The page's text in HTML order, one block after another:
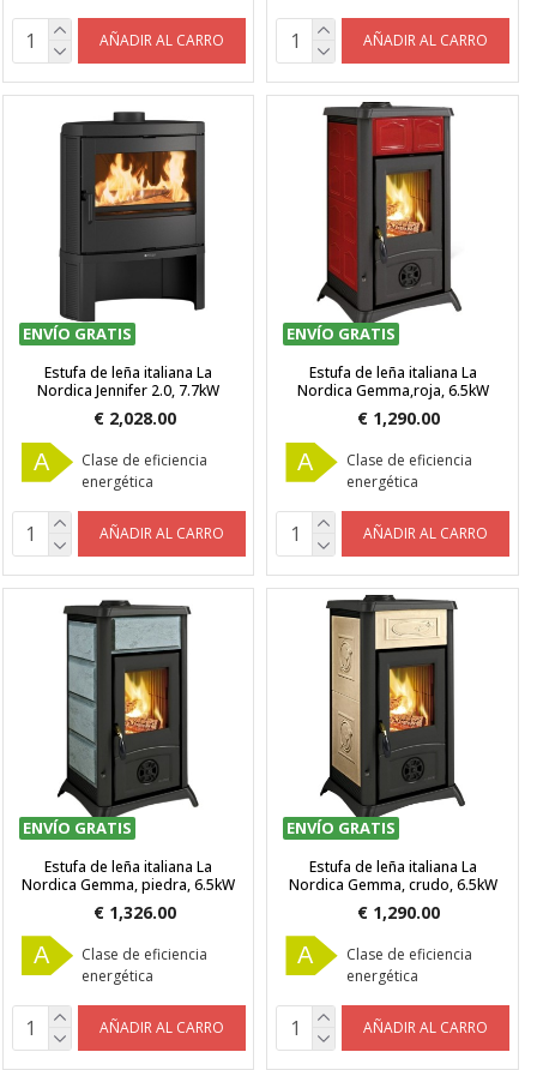
AÑADIR AL CARRO AÑADIR AL CARRO
ENVÍO GRATIS
Estufa de leña italiana La
Nordica Jennifer 2.0, 7.7kW
€ 2,028.00
A
Clase de eficiencia
energética
AÑADIR AL CARRO
ENVÍO GRATIS
Estufa de leña italiana La
Nordica Gemma,roja, 6.5kW
€ 1,290.00
A
Clase de eficiencia
energética
AÑADIR AL CARRO
ENVÍO GRATIS
Estufa de leña italiana La
Nordica Gemma, piedra, 6.5kW
€ 1,326.00
A
Clase de eficiencia
energética
AÑADIR AL CARRO
ENVÍO GRATIS
Estufa de leña italiana La
Nordica Gemma, crudo, 6.5kW
€ 1,290.00
A
Clase de eficiencia
energética
AÑADIR AL CARRO